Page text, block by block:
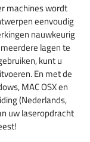
machines wordt
eenvoudig
nauwkeurig
lagen te
kunt u
En met de
MAC OSX en
(Nederlands,
uw laseropdracht